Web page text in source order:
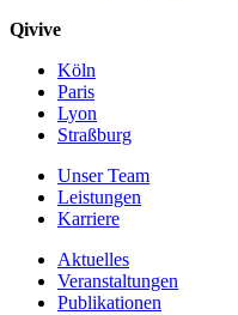
Qivive
Köln
Paris
Lyon
Straßburg
Unser Team
Leistungen
Karriere
Aktuelles
Veranstaltungen
Publikationen